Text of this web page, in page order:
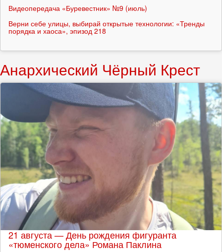
Видеопередача «Буревестник» №9 (июль)
Верни себе улицы, выбирай открытые технологии: «Тренды
порядка и хаоса», эпизод 218
Анархический Чёрный Крест
21 августа — День рождения фигуранта
«тюменского дела» Романа Паклина